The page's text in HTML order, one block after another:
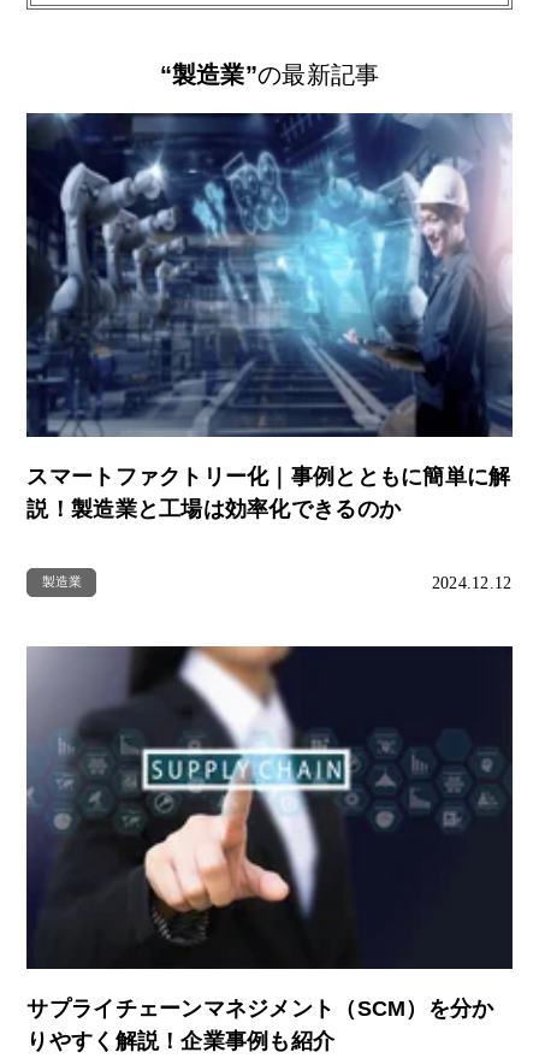
“製造業”の最新記事
スマートファクトリー化｜事例とともに簡単に解
説！製造業と工場は効率化できるのか
製造業 2024.12.12
サプライチェーンマネジメント（SCM）を分か
りやすく解説！企業事例も紹介